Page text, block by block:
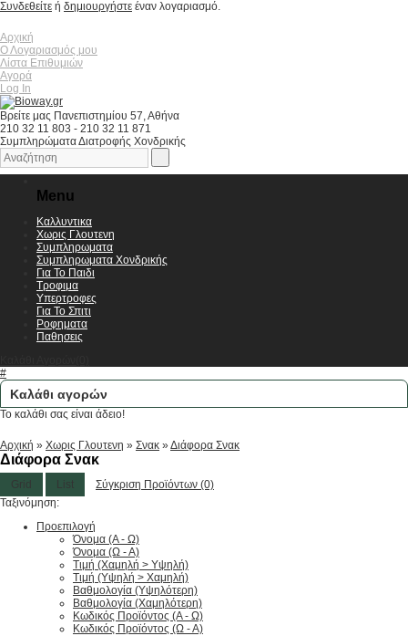
Συνδεθείτε ή δημιουργήστε έναν λογαριασμό.
Αρχική
Ο Λογαριασμός μου
Λίστα Επιθυμιών
Αγορά
Log In
Βρείτε μας Πανεπιστημίου 57, Αθήνα
210 32 11 803 - 210 32 11 871
Συμπληρώματα Διατροφής Χονδρικής
Menu
Καλλυντικα
Χωρις Γλουτενη
Συμπληρωματα
Συμπληρωματα Χονδρικής
Για Το Παιδι
Τροφιμα
Υπερτροφες
Για Το Σπιτι
Ροφηματα
Παθησεις
#
Καλάθι αγορών
Το καλάθι σας είναι άδειο!
Αρχική » Χωρις Γλουτενη » Σνακ »Διάφορα Σνακ
Διάφορα Σνακ
Grid List
Σύγκριση Προϊόντων (0)
Ταξινόμηση:
Προεπιλογή
Όνομα (A - Ω)
Όνομα (Ω - Α)
Τιμή (Χαμηλή > Υψηλή)
Τιμή (Υψηλή > Χαμηλή)
Βαθμολογία (Υψηλότερη)
Βαθμολογία (Χαμηλότερη)
Κωδικός Προϊόντος (Α - Ω)
Κωδικός Προϊόντος (Ω - Α)